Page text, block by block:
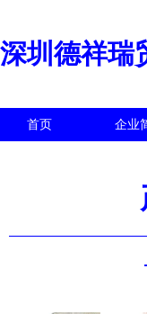
深圳德祥瑞
首页 企业